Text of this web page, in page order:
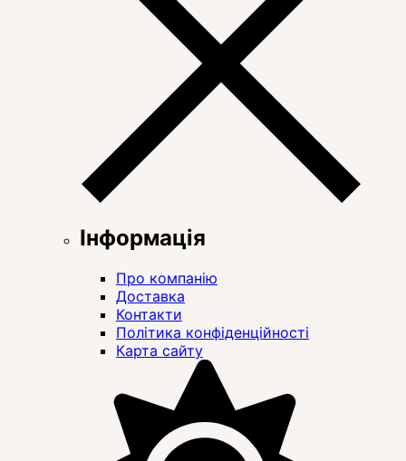
Інформація
Про компанію
Доставка
Контакти
Політика конфіденційності
Карта сайту